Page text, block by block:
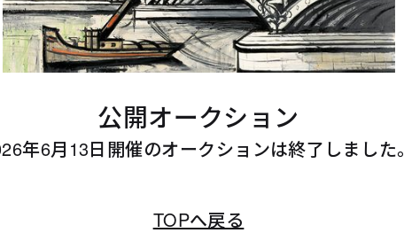
公開オークション
年6月13日開催のオークションは終了しました。
TOPへ戻る